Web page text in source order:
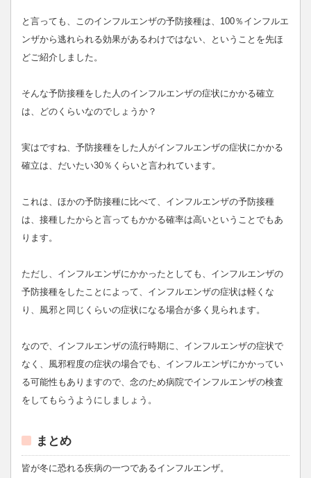
と言っても、このインフルエンザの予防接種は、100％インフルエ
ンザから逃れられる効果があるわけではない、ということを先ほ
どご紹介しました。
そんな予防接種をした人のインフルエンザの症状にかかる確立
は、どのくらいなのでしょうか？
実はですね、予防接種をした人がインフルエンザの症状にかかる
確立は、だいたい30％くらいと言われています。
これは、ほかの予防接種に比べて、インフルエンザの予防接種
は、接種したからと言ってもかかる確率は高いということでもあ
ります。
ただし、インフルエンザにかかったとしても、インフルエンザの
予防接種をしたことによって、インフルエンザの症状は軽くな
り、風邪と同じくらいの症状になる場合が多く見られます。
なので、インフルエンザの流行時期に、インフルエンザの症状で
なく、風邪程度の症状の場合でも、インフルエンザにかかってい
る可能性もありますので、念のため病院でインフルエンザの検査
をしてもらうようにしましょう。
まとめ
皆が冬に恐れる疾病の一つであるインフルエンザ。